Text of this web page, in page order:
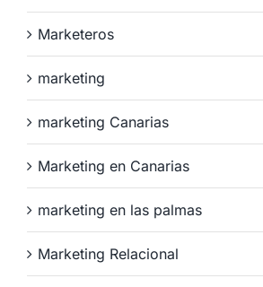
Marketeros
marketing
marketing Canarias
Marketing en Canarias
marketing en las palmas
Marketing Relacional